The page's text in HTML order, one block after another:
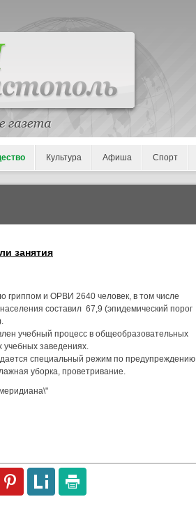
Культура Афиша Спорт
занятия
гриппом и ОРВИ 2640 человек, в том числе
составил 67,9 (эпидемический порог
учебный процесс в общеобразовательных
учебных заведениях.
специальный режим по предупреждению
уборка, проветривание.